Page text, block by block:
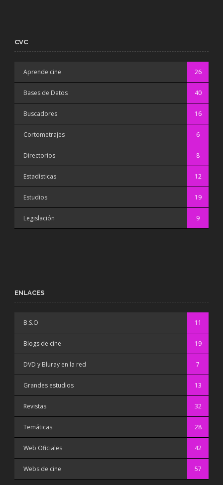
CVC
Aprende cine 26
Bases de Datos 40
Buscadores 16
Cortometrajes 6
Directorios 8
Estadísticas 12
Estudios 19
Legislación 9
ENLACES
B.S.O 11
Blogs de cine 19
DVD y Bluray en la red 7
Grandes estudios 13
Revistas 32
Temáticas 28
Web Oficiales 42
Webs de cine 57